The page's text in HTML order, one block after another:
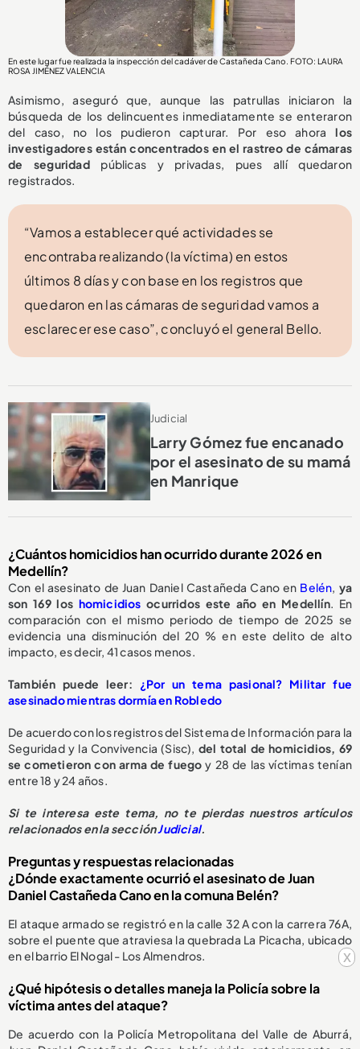
x
En este lugar fue realizada la inspección del cadáver de Castañeda Cano. FOTO: LAURA
ROSA JIMÉNEZ VALENCIA
Asimismo, aseguró que, aunque las patrullas iniciaron la
búsqueda de los delincuentes inmediatamente se enteraron
del caso, no los pudieron capturar. Por eso ahoralos
investigadores están concentrados en el rastreo de cámaras
de seguridad públicas y privadas, pues allí quedaron
registrados.
“Vamos a establecer qué actividades se
encontraba realizando (la víctima) en estos
últimos 8 días y con base en los registros que
quedaron en las cámaras de seguridad vamos a
esclarecer ese caso”, concluyó el general Bello.
Judicial
Larry Gómez fue encanado
por el asesinato de su mamá
en Manrique
¿Cuántos homicidios han ocurrido durante 2026 en
Medellín?
Con el asesinato de Juan Daniel Castañeda Cano en Belén, ya
son 169 los homicidios ocurridos este año en Medellín. En
comparación con el mismo periodo de tiempo de 2025 se
evidencia una disminución del 20 % en este delito de alto
impacto, es decir, 41 casos menos.
También puede leer: ¿Por un tema pasional? Militar fue
asesinado mientras dormía en Robledo
De acuerdo con los registros del Sistema de Información para la
Seguridad y la Convivencia (Sisc), del total de homicidios, 69
se cometieron con arma de fuego y 28 de las víctimas tenían
entre 18 y 24 años.
Si te interesa este tema, no te pierdas nuestros artículos
relacionados en la secciónJudicial.
Preguntas y respuestas relacionadas
¿Dónde exactamente ocurrió el asesinato de Juan
Daniel Castañeda Cano en la comuna Belén?
El ataque armado se registró en la calle 32 A con la carrera 76A,
sobre el puente que atraviesa la quebrada La Picacha, ubicado
en el barrio El Nogal - Los Almendros.
¿Qué hipótesis o detalles maneja la Policía sobre la
víctima antes del ataque?
De acuerdo con la Policía Metropolitana del Valle de Aburrá,